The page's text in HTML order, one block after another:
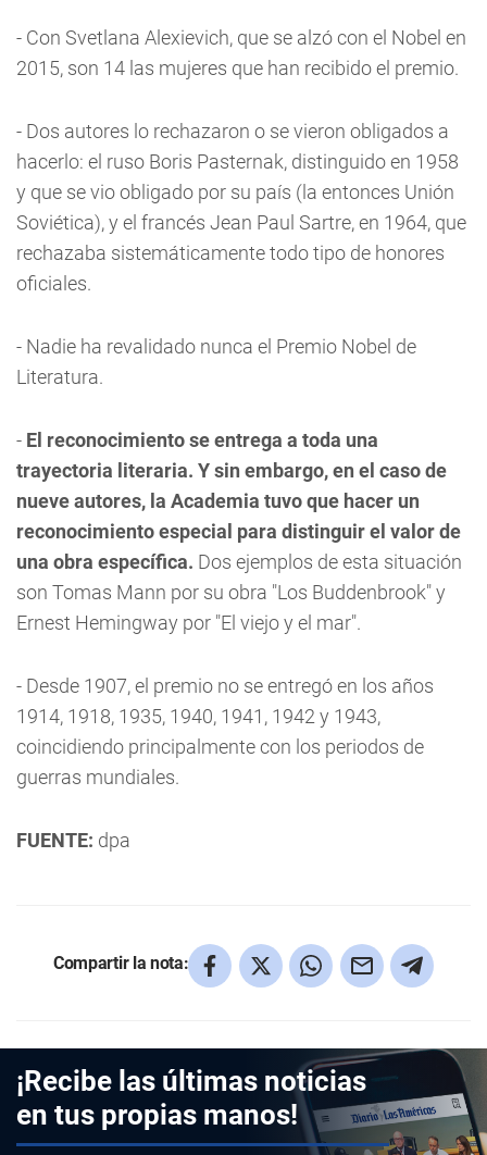
- Con Svetlana Alexievich, que se alzó con el Nobel en
2015, son 14 las mujeres que han recibido el premio.
- Dos autores lo rechazaron o se vieron obligados a
hacerlo: el ruso Boris Pasternak, distinguido en 1958
y que se vio obligado por su país (la entonces Unión
Soviética), y el francés Jean Paul Sartre, en 1964, que
rechazaba sistemáticamente todo tipo de honores
oficiales.
- Nadie ha revalidado nunca el Premio Nobel de
Literatura.
- El reconocimiento se entrega a toda una
trayectoria literaria. Y sin embargo, en el caso de
nueve autores, la Academia tuvo que hacer un
reconocimiento especial para distinguir el valor de
una obra específica. Dos ejemplos de esta situación
son Tomas Mann por su obra "Los Buddenbrook" y
Ernest Hemingway por "El viejo y el mar".
- Desde 1907, el premio no se entregó en los años
1914, 1918, 1935, 1940, 1941, 1942 y 1943,
coincidiendo principalmente con los periodos de
guerras mundiales.
FUENTE: dpa
Compartir la nota:
¡Recibe las últimas noticias
en tus propias manos!